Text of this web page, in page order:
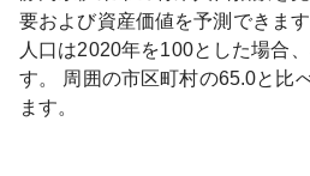
要および資産価値を予測できま
人口は2020年を100とした場合
す。
周囲の市区町村の65.0と比
ます。